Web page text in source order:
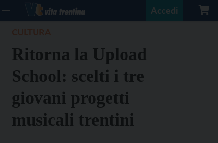
Accedi
Ritorna la Upload
School: scelti i tre
giovani progetti
musicali trentini